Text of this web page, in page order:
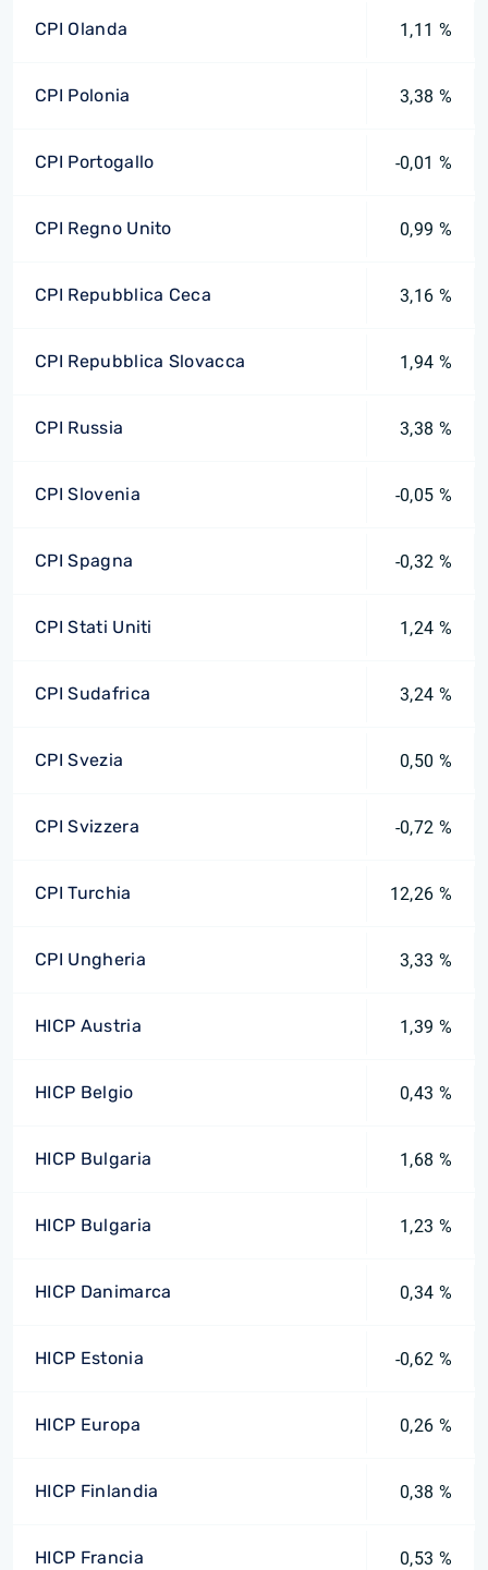
CPI Olanda 1,11 %
CPI Polonia 3,38 %
CPI Portogallo -0,01 %
CPI Regno Unito 0,99 %
CPI Repubblica Ceca 3,16 %
CPI Repubblica Slovacca 1,94 %
CPI Russia 3,38 %
CPI Slovenia -0,05 %
CPI Spagna -0,32 %
CPI Stati Uniti 1,24 %
CPI Sudafrica 3,24 %
CPI Svezia 0,50 %
CPI Svizzera -0,72 %
CPI Turchia 12,26 %
CPI Ungheria 3,33 %
HICP Austria 1,39 %
HICP Belgio 0,43 %
HICP Bulgaria 1,68 %
HICP Bulgaria 1,23 %
HICP Danimarca 0,34 %
HICP Estonia -0,62 %
HICP Europa 0,26 %
HICP Finlandia 0,38 %
HICP Francia 0,53 %